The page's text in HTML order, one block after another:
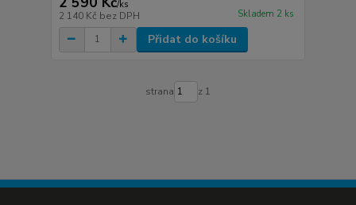
/ks
2 140 Kč bez DPH Skladem 2 ks
Přidat do košíku
strana z 1